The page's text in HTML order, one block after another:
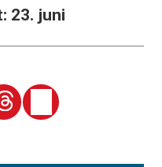
23. juni